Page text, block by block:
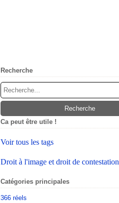
Recherche
Ca peut être utile !
Voir tous les tags
Droit à l'image et droit de contestation
Catégories principales
366 réels